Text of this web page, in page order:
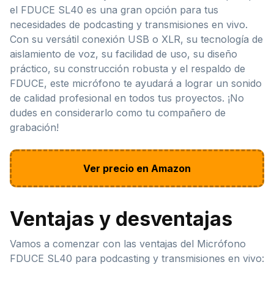
el FDUCE SL40 es una gran opción para tus
necesidades de podcasting y transmisiones en vivo.
Con su versátil conexión USB o XLR, su tecnología de
aislamiento de voz, su facilidad de uso, su diseño
práctico, su construcción robusta y el respaldo de
FDUCE, este micrófono te ayudará a lograr un sonido
de calidad profesional en todos tus proyectos. ¡No
dudes en considerarlo como tu compañero de
grabación!
Ver precio en Amazon
Ventajas y desventajas
Vamos a comenzar con las ventajas del Micrófono
FDUCE SL40 para podcasting y transmisiones en vivo: